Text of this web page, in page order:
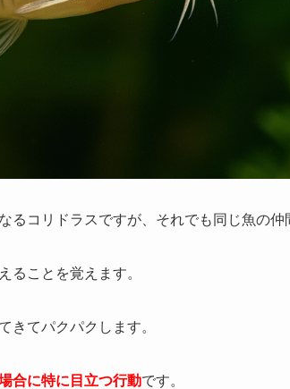
コリドラスですが、それでも同じ魚の仲
ることを覚えます。
きてパクパクします。
合に特に目立つ行動です。